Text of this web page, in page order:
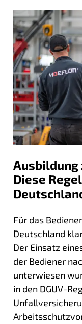
Ausbildung
Diese
Für das
Deutschland
Der Einsatz
der Bediener
unterwiesen
in den DGUV-